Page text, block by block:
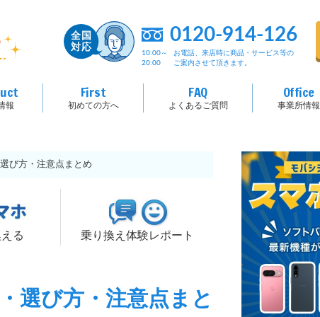
0120-914-126
10:00～
20:00
お電話、来店時に商品・サービス等の
ご案内させて頂きます。
報
First
初めての方へ
FAQ
よくあるご質問
Office
事業所情報
び方・注意点まとめ
る 乗り換え体験レポート
選び方・注意点まと